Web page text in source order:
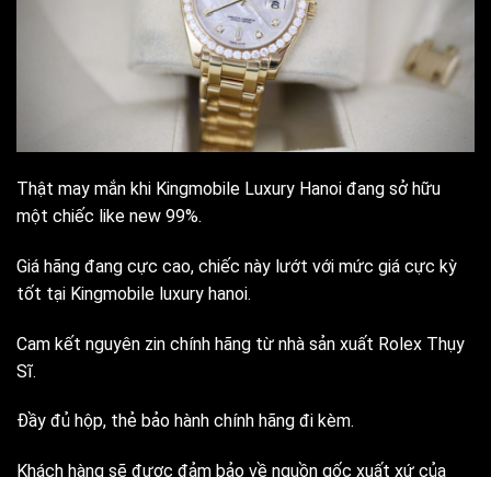
Thật may mắn khi Kingmobile Luxury Hanoi đang sở hữu
một chiếc like new 99%.
Giá hãng đang cực cao, chiếc này lướt với mức giá cực kỳ
tốt tại Kingmobile luxury hanoi.
Cam kết nguyên zin chính hãng từ nhà sản xuất Rolex Thụy
Sĩ.
Đầy đủ hộp, thẻ bảo hành chính hãng đi kèm.
Khách hàng sẽ được đảm bảo về nguồn gốc xuất xứ của